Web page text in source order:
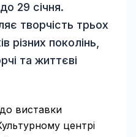
29 січня.
творчість трьох
різних поколінь,
та життєві
виставки
центрі